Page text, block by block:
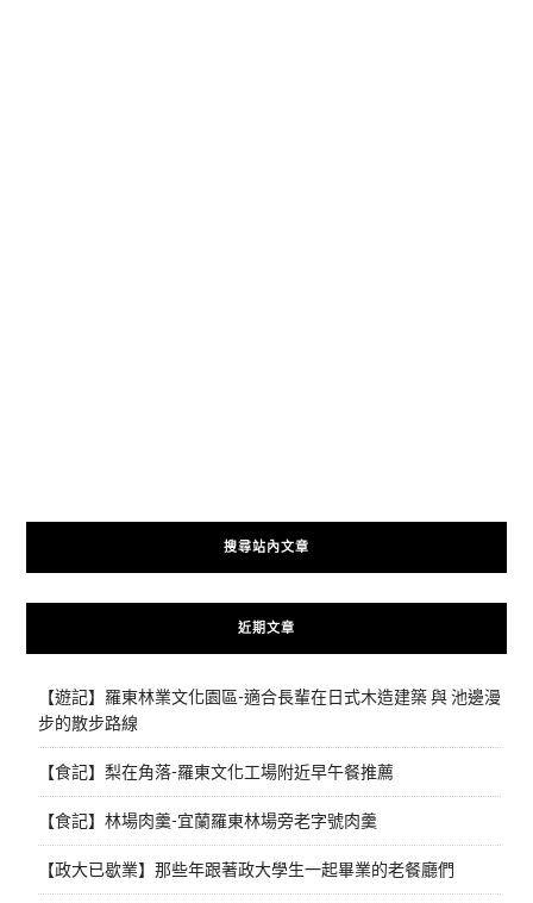
搜尋站內文章
近期文章
【遊記】羅東林業文化園區-適合長輩在日式木造建築 與 池邊漫
步的散步路線
【食記】梨在角落-羅東文化工場附近早午餐推薦
【食記】林場肉羹-宜蘭羅東林場旁老字號肉羹
【政大已歇業】那些年跟著政大學生一起畢業的老餐廳們